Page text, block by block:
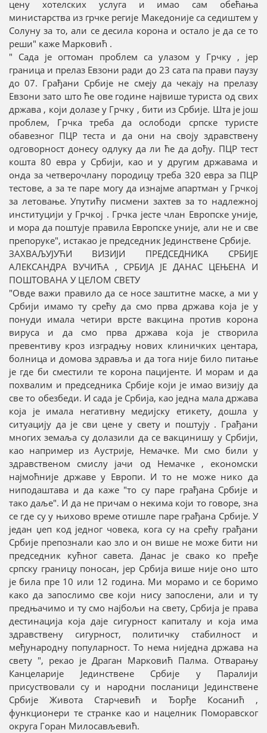
цену хотелских услуга и имао сам обећања
министарства из грчке регије Македоније са седиштем у
Солуну за то, али се десила корона и остало је да се то
реши" каже Марковић .
" Сада је огтоман проблем са улазом у Грчку , јер
граница и прелаз Евзони ради до 23 сата па прави паузу
до 07. Грађани Србије не смеју да чекају на прелазу
Евзони зато што ће ове године највише туриста од свих
држава , који долазе у Грчку , бити из Србије. Шта је још
проблем, Грчка треба да ослободи српске туристе
обавезног ПЦР теста и да они на своју здравствену
одговорност донесу одлуку да ли ће да дођу. ПЦР тест
кошта 80 евра у Србији, као и у другим државама и
онда за четверочлану породицу треба 320 евра за ПЦР
тестове, а за те паре могу да изнајме апартман у Грчкој
за летовање. Упутићу писмени захтев за то надлежној
институцији у Грчкој . Грчка јесте члан Европске уније,
и мора да поштује правила Европске уније, али не и све
препоруке", истакао је председник Јединствене Србије.
ЗАХВАЉУЈУЋИ ВИЗИЈИ ПРЕДСЕДНИКА СРБИЈЕ
АЛЕКСАНДРА ВУЧИЋА , СРБИЈА ЈЕ ДАНАС ЦЕЊЕНА И
ПОШТОВАНА У ЦЕЛОМ СВЕТУ
"Овде важи правило да се носе заштитне маске, а ми у
Србији имамо ту срећу да смо прва држава која је у
понуди имала четири врсте вакцина против корона
вируса и да смо прва држава која је створила
превентиву кроз изградњу нових клиничких центара,
болница и домова здравља и да тога није било питање
је где би сместили те корона пацијенте. И морам и да
похвалим и председника Србије који је имао визију да
све то обезбеди. И сада је Србија, као једна мала држава
која је имала негативну медијску етикету, дошла у
ситуацију да је сви цене у свету и поштују . Грађани
многих земаља су долазили да се вакцинишу у Србији,
као например из Аустрије, Немачке. Ми смо били у
здравственом смислу јачи од Немачке , економски
најмоћније државе у Европи. И то не може нико да
ниподаштава и да каже "то су паре грађана Србије и
тако даље". И да не причам о некима који то говоре, зна
се где су у њихово време отишле паре грађана Србије. У
један џеп код једног човека, кога су на срећу грађани
Србије препознали као зло и он више не може бити ни
председник кућног савета. Данас је свако ко пређе
српску границу поносан, јер Србија више није оно што
је била пре 10 или 12 година. Ми морамо и се боримо
како да запослимо све који нису запослени, али и ту
предњачимо и ту смо најбољи на свету, Србија је права
дестинација која даје сигурност капиталу и која има
здравствену сигурност, политичку стабилност и
међународну популарност. То нема ниједна држава на
свету ", рекао је Драган Марковић Палма. Отварању
Канцеларије Јединствене Србије у Паралији
присуствовали су и народни посланици Јединствене
Србије Живота Старчевић и Ђорђе Косанић ,
функционери те странке као и нацелник Поморавског
округа Горан Милосављевић.